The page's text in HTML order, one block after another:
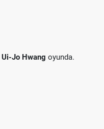
Ui-Jo Hwang oyunda.